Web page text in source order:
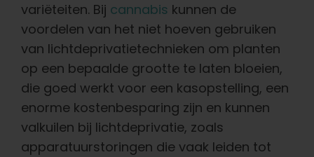
Behoud van Caribische genetica
Neem contact op met
Winkel op
variëteiten. Bij cannabis kunnen de
voordelen van het niet hoeven gebruiken
van lichtdeprivatietechnieken om planten
op een bepaalde grootte te laten bloeien,
die goed werkt voor een kasopstelling, een
enorme kostenbesparing zijn en kunnen
valkuilen bij lichtdeprivatie, zoals
apparatuurstoringen die vaak leiden tot